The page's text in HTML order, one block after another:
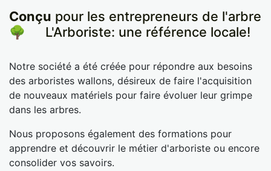
Conçu pour les entrepreneurs de l'arbre
🌳
​L'Arboriste: une référence locale!
Notre société a été créée pour répondre aux besoins
des arboristes wallons, désireux de faire l'acquisition
de nouveaux matériels pour faire évoluer leur grimpe
dans les arbres.
Nous proposons également des formations pour
apprendre et découvrir le métier d'arboriste ou encore
consolider vos savoirs.